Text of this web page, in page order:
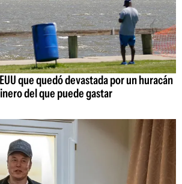
que quedó devastada por un huracán
del que puede gastar